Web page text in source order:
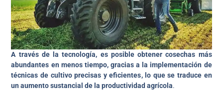
A través de la tecnología, es posible obtener cosechas más
abundantes en menos tiempo, gracias a la implementación de
técnicas de cultivo precisas y eficientes, lo que se traduce en
un aumento sustancial de la productividad agrícola.